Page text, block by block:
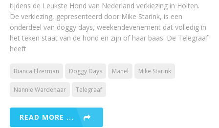
tijdens de Leukste Hond van Nederland verkiezing in Holten.
De verkiezing, gepresenteerd door Mike Starink, is een
onderdeel van doggy days, weekendevenement dat volledig in
het teken staat van de hond en zijn of haar baas. De Telegraaf
heeft
Bianca Elzerman Doggy Days Manel Mike Starink
Nannie Wardenaar Telegraaf
READ MORE ...